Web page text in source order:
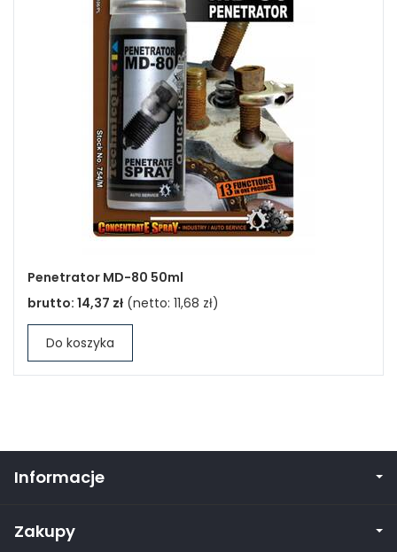
Penetrator MD-80 50ml
brutto: 14,37 zł (netto: 11,68 zł)
Do koszyka
Informacje
Zakupy